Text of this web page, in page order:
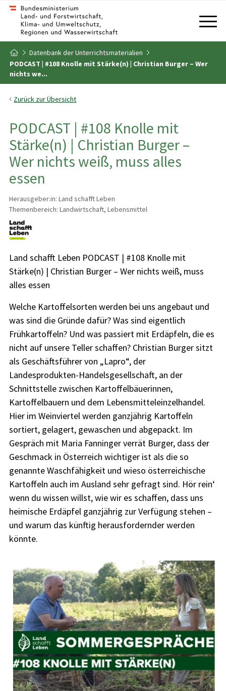
Zum Inhalt
Zum Inhaltsverzeichnis
Zur Startseite
Datenbank der Unterrichtsmaterialien
PODCAST | #108 Knolle mit Stärke(n) | Christian Burger – Wer
nichts we...
Zurück zur Übersicht
PODCAST | #108 Knolle mit
Stärke(n) | Christian Burger –
Wer nichts weiß, muss alles
essen
Herausgeber:in: Land schafft Leben
Themenbereich: Landwirtschaft, Lebensmittel
Land schafft Leben PODCAST | #108 Knolle mit
Stärke(n) | Christian Burger – Wer nichts weiß, muss
alles essen
Welche Kartoffelsorten werden bei uns angebaut und
was sind die Gründe dafür? Was sind eigentlich
Frühkartoffeln? Und was passiert mit Erdäpfeln, die es
nicht auf unsere Teller schaffen? Christian Burger sitzt
als Geschäftsführer von „Lapro“, der
Landesprodukten-Handelsgesellschaft, an der
Schnittstelle zwischen Kartoffelbäuerinnen,
Kartoffelbauern und dem Lebensmitteleinzelhandel.
Hier im Weinviertel werden ganzjährig Kartoffeln
sortiert, gelagert, gewaschen und abgepackt. Im
Gespräch mit Maria Fanninger verrät Burger, dass der
Geschmack in Österreich wichtiger ist als die so
genannte Waschfähigkeit und wieso österreichische
Kartoffeln auch im Ausland sehr gefragt sind. Hör rein‘
wenn du wissen willst, wie wir es schaffen, dass uns
heimische Erdäpfel ganzjährig zur Verfügung stehen –
und warum das künftig herausfordernder werden
könnte.